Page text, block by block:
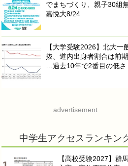
でまちづくり、親子30組
嘉悦大8/24
【大学受験2026】北大一
抜、道内出身者割合は前
…過去10年で2番目の低さ
advertisement
中学生アクセスランキン
【高校受験2027】群